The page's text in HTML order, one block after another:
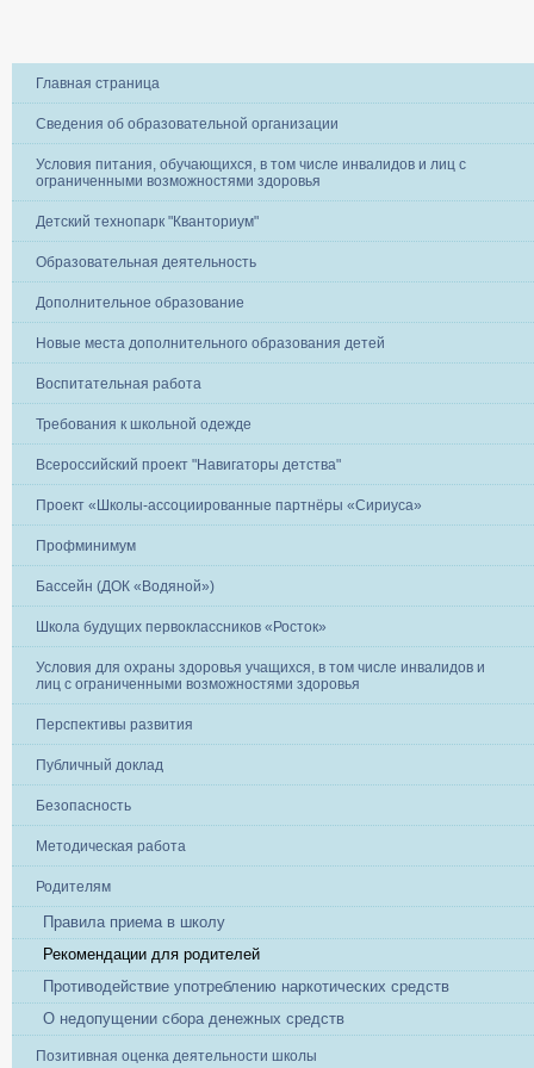
Главная страница
Сведения об образовательной организации
Условия питания, обучающихся, в том числе инвалидов и лиц с
ограниченными возможностями здоровья
Детский технопарк "Кванториум"
Образовательная деятельность
Дополнительное образование
Новые места дополнительного образования детей
Воспитательная работа
Требования к школьной одежде
Всероссийский проект "Навигаторы детства"
Проект «Школы-ассоциированные партнёры «Сириуса»
Профминимум
Бассейн (ДОК «Водяной»)
Школа будущих первоклассников «Росток»
Условия для охраны здоровья учащихся, в том числе инвалидов и
лиц с ограниченными возможностями здоровья
Перспективы развития
Публичный доклад
Безопасность
Методическая работа
Родителям
Правила приема в школу
Рекомендации для родителей
Противодействие употреблению наркотических средств
О недопущении сбора денежных средств
Позитивная оценка деятельности школы